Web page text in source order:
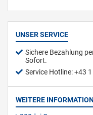
UNSER SERVICE
Sichere Bezahlung
Sofort.
Service Hotline: +43
WEITERE